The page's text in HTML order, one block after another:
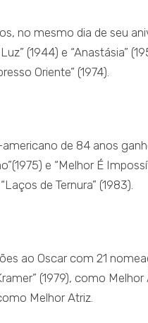
no mesmo dia de seu
(1944) e “Anastásia”
Oriente” (1974).
de 84 anos
e “Melhor É
de Ternura” (1983).
ao Oscar com 21
(1979), como
Melhor Atriz.